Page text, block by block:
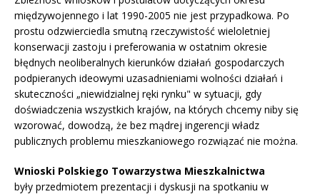
międzywojennego i lat 1990-2005 nie jest przypadkowa. Po
prostu odzwierciedla smutną rzeczywistość wieloletniej
konserwacji zastoju i preferowania w ostatnim okresie
błędnych neoliberalnych kierunków działań gospodarczych
podpieranych ideowymi uzasadnieniami wolności działań i
skuteczności „niewidzialnej ręki rynku" w sytuacji, gdy
doświadczenia wszystkich krajów, na których chcemy niby się
wzorować, dowodzą, że bez mądrej ingerencji władz
publicznych problemu mieszkaniowego rozwiązać nie można.
Wnioski Polskiego Towarzystwa Mieszkalnictwa
były przedmiotem prezentacji i dyskusji na spotkaniu w